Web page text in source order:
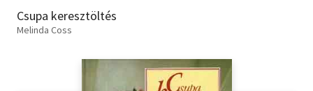
Erotika
Csupa keresztöltés
Melinda Coss